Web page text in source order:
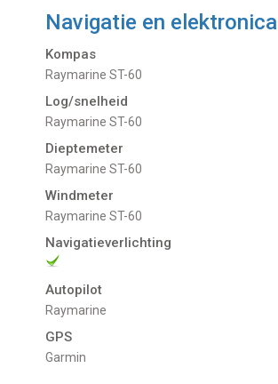
Navigatie en elektronica
Kompas
Raymarine ST-60
Log/snelheid
Raymarine ST-60
Dieptemeter
Raymarine ST-60
Windmeter
Raymarine ST-60
Navigatieverlichting
Autopilot
Raymarine
GPS
Garmin